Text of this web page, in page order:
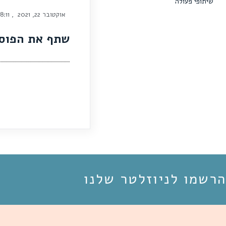
אוקטובר 22, 2021 ,
8:11 am
שתף את
הרשמו לניוזלטר שלנו